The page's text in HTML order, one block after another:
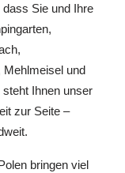
Sie und Ihre
Mehlmeisel und
Ihnen unser
zur Seite –
bringen viel